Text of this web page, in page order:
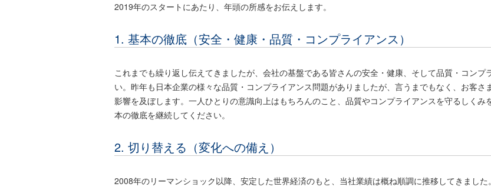
2019年のスタートにあたり、年頭の所感をお伝えします。
1. 基本の徹底（安全・健康・品質・コンプライアンス）
これまでも繰り返し伝えてきましたが、会社の基盤である皆さんの安全・健康、そして品質・コンプ
い。昨年も日本企業の様々な品質・コンプライアンス問題がありましたが、言うまでもなく、お客
影響を及ぼします。一人ひとりの意識向上はもちろんのこと、品質やコンプライアンスを守るしく
本の徹底を継続してください。
2. 切り替える（変化への備え）
2008年のリーマンショック以降、安定した世界経済のもと、当社業績は概ね順調に推移してきまし